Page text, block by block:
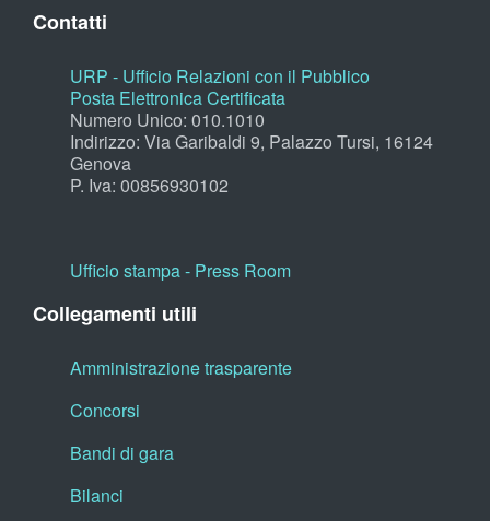
Contatti
URP - Ufficio Relazioni con il Pubblico
Posta Elettronica Certificata
Numero Unico: 010.1010
Indirizzo: Via Garibaldi 9, Palazzo Tursi, 16124
Genova
P. Iva: 00856930102
Ufficio stampa - Press Room
Collegamenti utili
Amministrazione trasparente
Concorsi
Bandi di gara
Bilanci